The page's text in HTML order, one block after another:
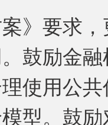
要求，
鼓励金
使用公
型。鼓